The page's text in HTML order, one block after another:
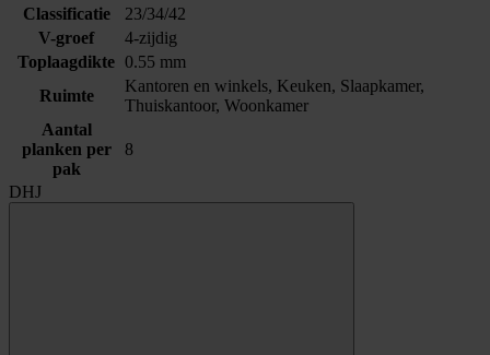
Classificatie
23/34/42
V-groef
4-zijdig
Toplaagdikte 0.55 mm
Ruimte
Kantoren en winkels, Keuken, Slaapkamer,
Thuiskantoor, Woonkamer
Aantal
planken per
pak
8
DHJ